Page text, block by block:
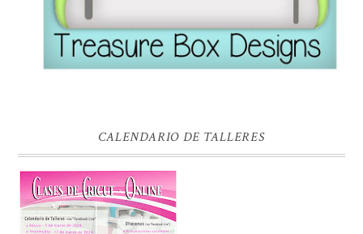
CALENDARIO DE TALLERES